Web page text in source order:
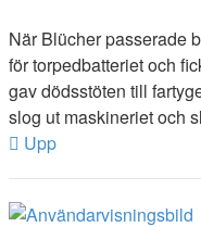
När Blücher passerade
för torpedbatteriet och
gav dödsstöten till
slog ut maskineriet och
Upp